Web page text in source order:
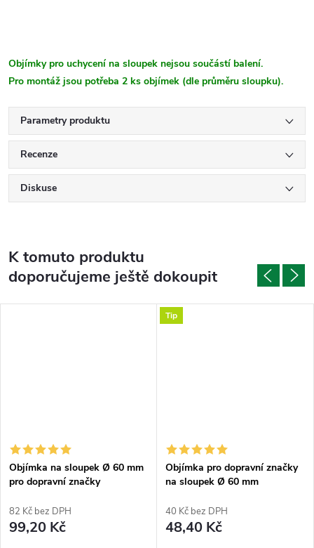
Objímky pro uchycení na sloupek nejsou součástí balení.
Pro montáž jsou potřeba 2 ks objímek (dle průměru sloupku).
Parametry produktu
Recenze
Diskuse
K tomuto produktu
doporučujeme ještě dokoupit
Objímka na sloupek Ø 60 mm
pro dopravní značky
82 Kč bez DPH
99,20 Kč
Tip
Objímka pro dopravní značky
na sloupek Ø 60 mm
40 Kč bez DPH
48,40 Kč